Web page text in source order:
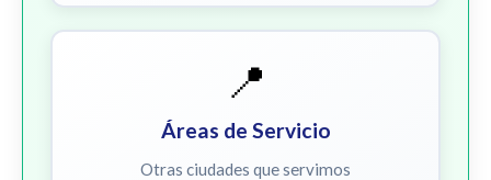
📍
Áreas de Servicio
Otras ciudades que servimos